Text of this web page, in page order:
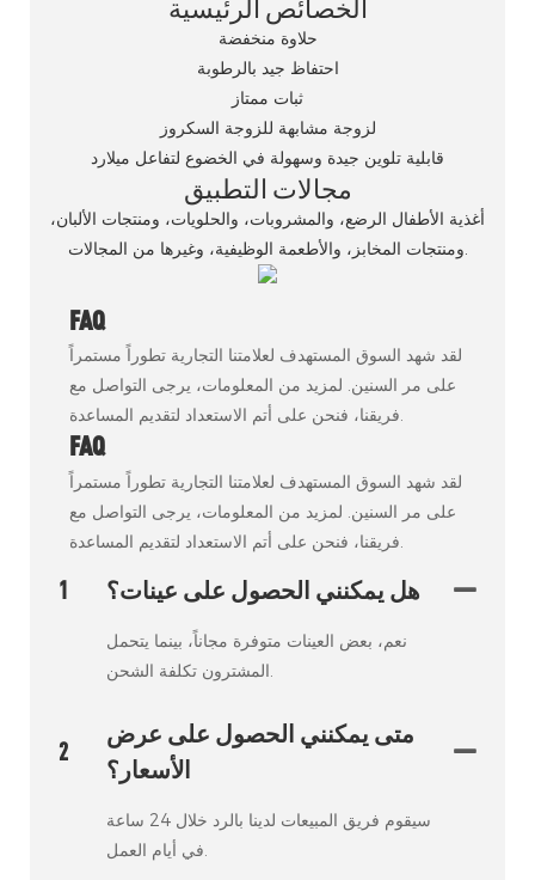
الخصائص الرئيسية
حلاوة منخفضة
احتفاظ جيد بالرطوبة
ثبات ممتاز
لزوجة مشابهة للزوجة السكروز
قابلية تلوين جيدة وسهولة في الخضوع لتفاعل ميلارد
مجالات التطبيق
أغذية الأطفال الرضع، والمشروبات، والحلويات، ومنتجات الألبان،
ومنتجات المخابز، والأطعمة الوظيفية، وغيرها من المجالات.
FAQ
لقد شهد السوق المستهدف لعلامتنا التجارية تطوراً مستمراً
على مر السنين. لمزيد من المعلومات، يرجى التواصل مع
فريقنا، فنحن على أتم الاستعداد لتقديم المساعدة.
FAQ
لقد شهد السوق المستهدف لعلامتنا التجارية تطوراً مستمراً
على مر السنين. لمزيد من المعلومات، يرجى التواصل مع
فريقنا، فنحن على أتم الاستعداد لتقديم المساعدة.
1 هل يمكنني الحصول على عينات؟
نعم، بعض العينات متوفرة مجاناً، بينما يتحمل
المشترون تكلفة الشحن.
2
متى يمكنني الحصول على عرض
الأسعار؟
سيقوم فريق المبيعات لدينا بالرد خلال 24 ساعة
في أيام العمل.